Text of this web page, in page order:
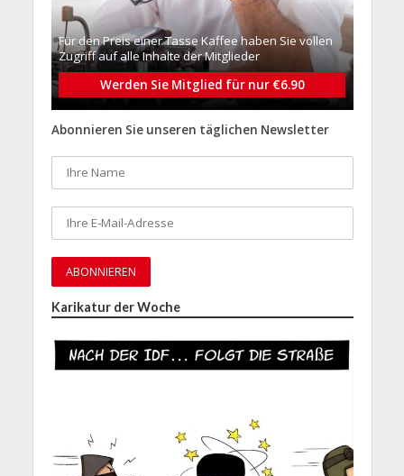
Für den Preis einer Tasse Kaffee haben Sie vollen
Zugriff auf alle Inhalte der Mitglieder
Werden Sie Mitglied für nur €6.90
Abonnieren Sie unseren täglichen Newsletter
Karikatur der Woche